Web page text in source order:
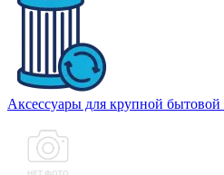
Аксессуары для крупной